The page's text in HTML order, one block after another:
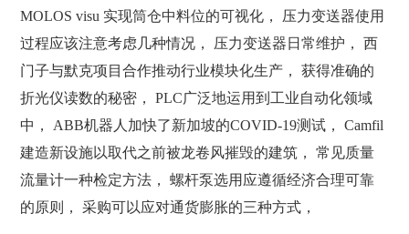
MOLOS visu 实现筒仓中料位的可视化， 压力变送器使用
过程应该注意考虑几种情况， 压力变送器日常维护， 西
门子与默克项目合作推动行业模块化生产， 获得准确的
折光仪读数的秘密， PLC广泛地运用到工业自动化领域
中， ABB机器人加快了新加坡的COVID-19测试， Camfil
建造新设施以取代之前被龙卷风摧毁的建筑， 常见质量
流量计一种检定方法， 螺杆泵选用应遵循经济合理可靠
的原则， 采购可以应对通货膨胀的三种方式，